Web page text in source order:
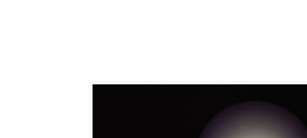
L’amico Frank, che ora si trova al di là